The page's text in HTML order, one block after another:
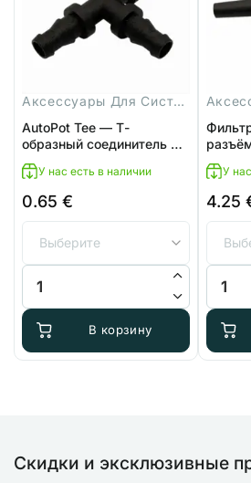
Аксессуары Для Систем
AutoPot Tee — Т-
образный соединитель 9
мм
У нас есть в наличии
0.65 €
Количество товара AutoPot Tee —
В корзину
У
4.25
Скидки и эксклюзивные